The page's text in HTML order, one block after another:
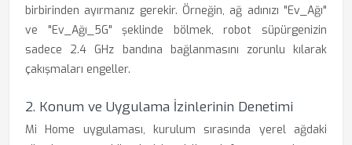
birbirinden ayırmanız gerekir. Örneğin, ağ adınızı "Ev_Ağı"
ve "Ev_Ağı_5G" şeklinde bölmek, robot süpürgenizin
sadece 2.4 GHz bandına bağlanmasını zorunlu kılarak
çakışmaları engeller.
2. Konum ve Uygulama İzinlerinin Denetimi
Mi Home uygulaması, kurulum sırasında yerel ağdaki